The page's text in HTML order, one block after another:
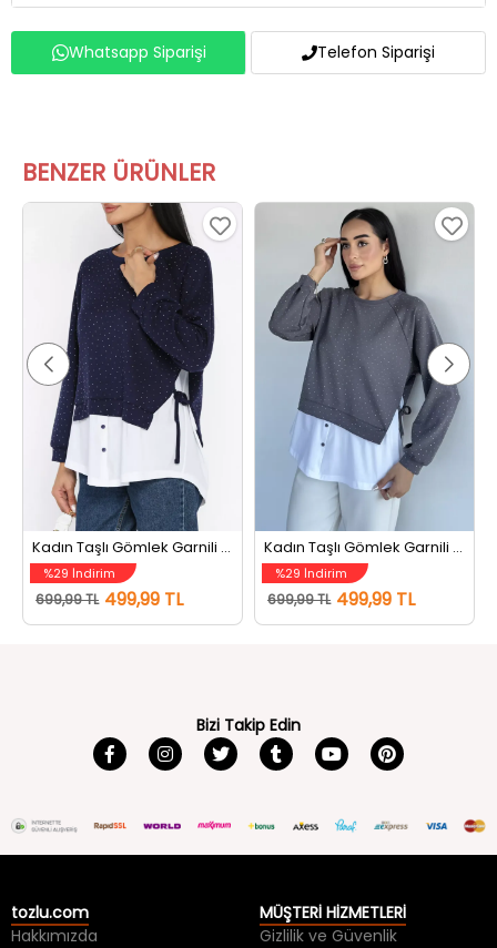
Whatsapp Siparişi Telefon Siparişi
BENZER ÜRÜNLER
Kadın Taşlı Gömlek Garnili Sweatshirt Lacivert
%29 İndirim
699,99 TL 499,99 TL
Kadın Taşlı Gömlek Garnili Sweatshirt Gri
%29 İndirim
699,99 TL 499,99 TL
Bizi Takip Edin
tozlu.com
Hakkımızda
MÜŞTERİ HİZMETLERİ
Gizlilik ve Güvenlik